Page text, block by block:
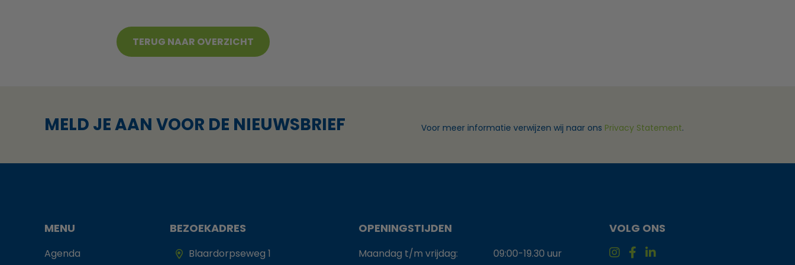
TERUG NAAR OVERZICHT
MELD JE AAN VOOR DE NIEUWSBRIEF Voor meer informatie verwijzen wij naar ons Privacy Statement.
MENU
Agenda
BEZOEKADRES
Blaardorpseweg 1
OPENINGSTIJDEN
Maandag t/m vrijdag:
09:00-19.30 uur
VOLG ONS